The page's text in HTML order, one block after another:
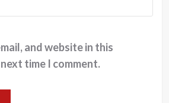
and website in this
time I comment.